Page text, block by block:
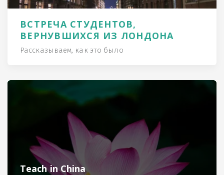
ВСТРЕЧА СТУДЕНТОВ,
ВЕРНУВШИХСЯ ИЗ ЛОНДОНА
Рассказываем, как это было
Teach in China